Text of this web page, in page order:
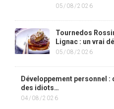
05/08/2026
Tournedos
Lignac : un vrai
05/08/2026
Développement personnel :
des idiots…
04/08/2026